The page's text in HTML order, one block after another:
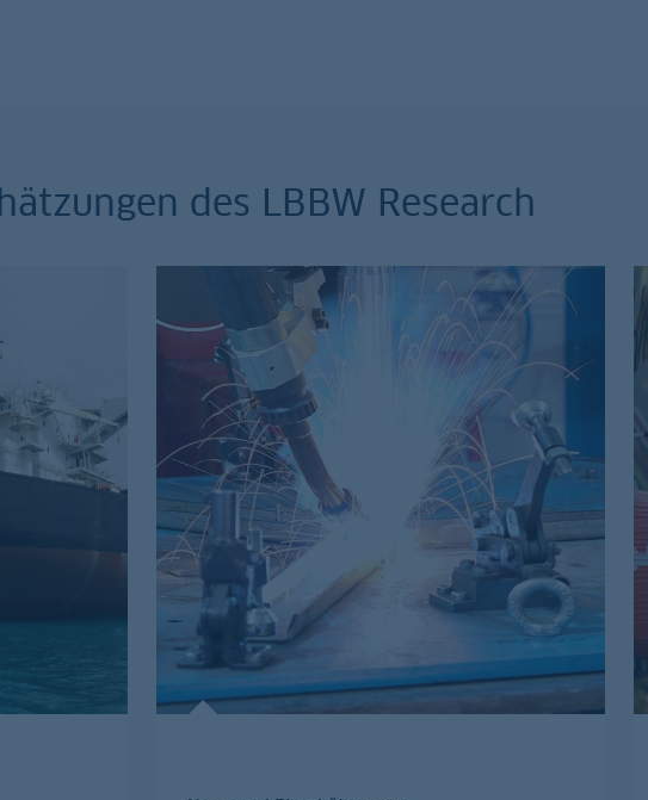
des LBBW Research